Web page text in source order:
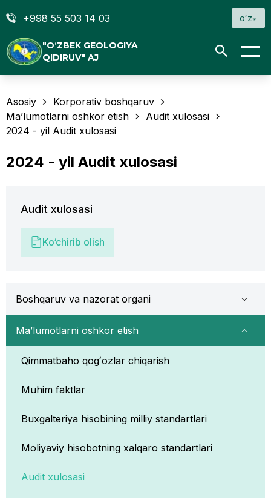
+998 55 503 14 03 oʻz
"O‘ZBEK GEOLOGIYA
QIDIRUV" AJ
Asosiy
Korporativ boshqaruv
Ma’lumotlarni oshkor etish
Audit xulosasi
2024 - yil Audit xulosasi
2024 - yil Audit xulosasi
Audit xulosasi
Ko‘chirib olish
Boshqaruv va nazorat organi
Ma’lumotlarni oshkor etish
Qimmatbaho qogʻozlar chiqarish
Muhim faktlar
Buxgalteriya hisobining milliy standartlari
Moliyaviy hisobotning xalqaro standartlari
Audit xulosasi